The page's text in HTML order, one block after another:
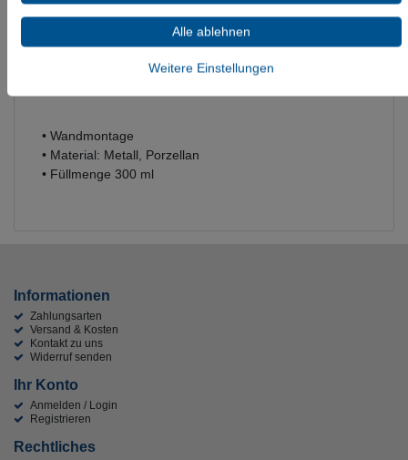
Informationen zur Produktsicherheit
• Wandmontage
• Material: Metall, Porzellan
• Füllmenge 300 ml
Informationen
Zahlungsarten
Versand & Kosten
Kontakt zu uns
Widerruf senden
Ihr Konto
Anmelden / Login
Registrieren
Rechtliches
Alle ablehnen
Weitere Einstellungen